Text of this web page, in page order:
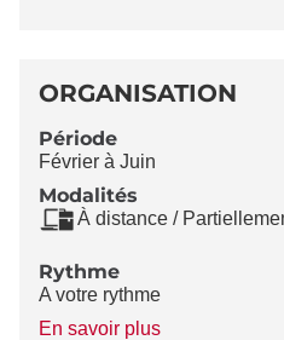
ORGANISATION
Période
Février à Juin
Modalités
À distance /
Rythme
A votre rythme
En savoir plusà